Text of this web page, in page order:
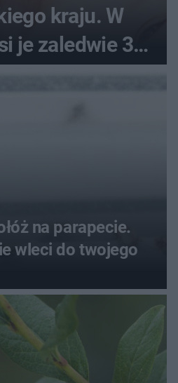
kraju. W
je zaledwie 3
na parapecie.
wleci do twojego